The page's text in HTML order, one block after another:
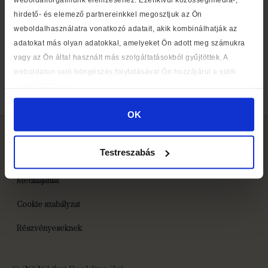
hirdető- és elemező partnereinkkel megosztjuk az Ön
weboldalhasználatra vonatkozó adatait, akik kombinálhatják az
adatokat más olyan adatokkal, amelyeket Ön adott meg számukra
vagy az Ön által használt más szolgáltatásokból gyűjtöttek. A
weboldalon való böngészés folytatásával Ön hozzájárul a sütik
OK
Testreszabás
A tökéletes meseolvasás rejtelmeibe avatja be Mikó István
Meseakadémiáján.
Médiaajánlat
Cookie szabályzat
Részvényeseknek